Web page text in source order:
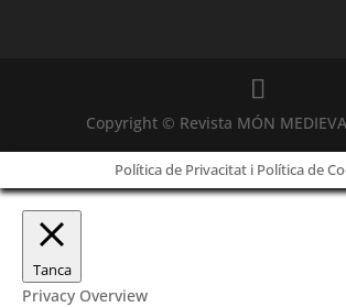
Copyright © Revista MÓN
Política de Privacitat i Política de
Tanca
Privacy Overview